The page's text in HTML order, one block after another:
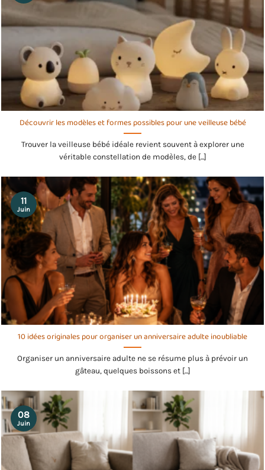
Découvrir les modèles et formes possibles pour une veilleuse bébé
Trouver la veilleuse bébé idéale revient souvent à explorer une
véritable constellation de modèles, de [...]
10 idées originales pour organiser un anniversaire adulte inoubliable
Organiser un anniversaire adulte ne se résume plus à prévoir un
gâteau, quelques boissons et [...]
11
Juin
08
Juin